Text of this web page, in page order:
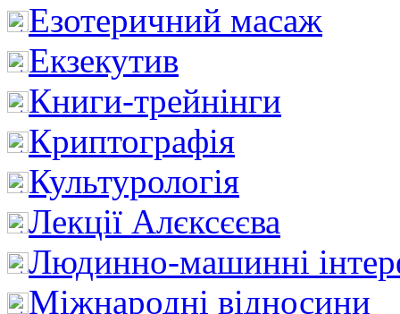
Езотеричний масаж
Екзекутив
Книги-трейнінги
Криптографія
Культурологія
Лекції Алєксєєва
Людинно-машинні
Міжнародні відносини